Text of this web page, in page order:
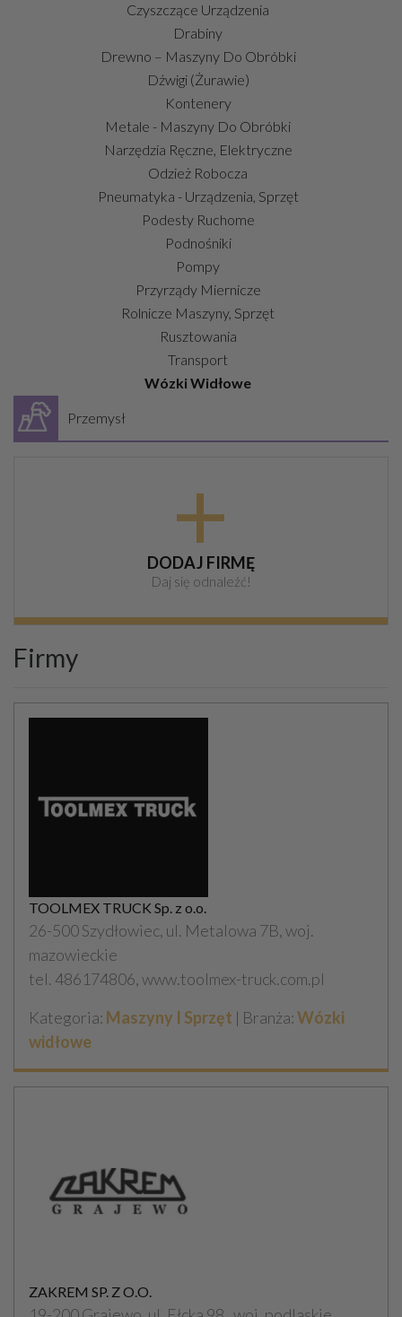
Czyszczące Urządzenia
Drabiny
Drewno – Maszyny Do Obróbki
Dźwigi (żurawie)
Kontenery
Metale - Maszyny Do Obróbki
Narzędzia Ręczne, Elektryczne
Odzież Robocza
Pneumatyka - Urządzenia, Sprzęt
Podesty Ruchome
Podnośniki
Pompy
Przyrządy Miernicze
Rolnicze Maszyny, Sprzęt
Rusztowania
Transport
Wózki Widłowe
Przemysł
+
DODAJ FIRMĘ
Daj się odnaleźć!
Firmy
TOOLMEX TRUCK Sp. z o.o.
26-500 Szydłowiec, ul. Metalowa 7B, woj.
mazowieckie
tel. 486174806, www.toolmex-truck.com.pl
Kategoria: Maszyny I Sprzęt | Branża:Wózki
widłowe
ZAKREM SP. Z O.O.